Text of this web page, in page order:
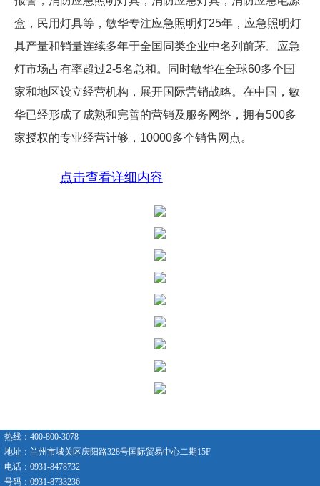
盒，民用灯具等，敏华专注应急照明灯25年，应急照明灯
具产量和销量连续多年于全国同类企业中名列前茅。应急
灯市场占有率超过2-5名总和。同时敏华在全球60多个国
家和地区设立经营机构，展开国际营销战略。在中国，敏
华已经形成了成熟和完善的营销及服务网络，拥有500多
家授权的专业经营计够， 10000多个销售网点。
点击查看详细内容
热线：400-800-3078
地址：兰州市城关区庆阳路328号国际贸易中心二期15F
电话：0931-8478732
号码：0931-8733236